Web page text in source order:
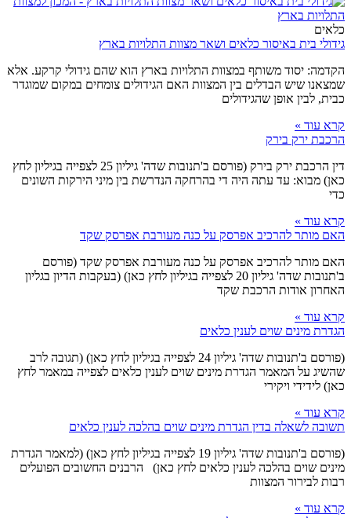
כלאים
גידולי בית באיסור כלאים ושאר מצוות התלויות בארץ
הקדמה: יסוד משותף במצוות התלויות בארץ הוא שהם גידולי קרקע. אלא
שמצאנו שיש הבדלים בין המצוות האם הגידולים צומחים במקום שמוגדר
כבית, לבין אופן שהגידולים
קרא עוד »
הרכבת ירק בירק
דין הרכבת ירק בירק (פורסם ב'תנובות שדה' גיליון 25 לצפייה בגיליון לחץ
כאן) מבוא: עד עתה היה די בהרחקה הנדרשת בין מיני הירקות השונים
כדי
קרא עוד »
האם מותר להרכיב אפרסק על כנה מעורבת אפרסק שקד
האם מותר להרכיב אפרסק על כנה מעורבת אפרסק שקד (פורסם
ב'תנובות שדה' גיליון 20 לצפייה בגיליון לחץ כאן) (בעקבות הדיון בגליון
האחרון אודות הרכבת שקד
קרא עוד »
הגדרת מינים שוים לענין כלאים
(פורסם ב'תנובות שדה' גיליון 24 לצפייה בגיליון לחץ כאן) (תגובה לרב
שהשיג על המאמר הגדרת מינים שוים לענין כלאים לצפייה במאמר לחץ
כאן) לידידי ויקירי
קרא עוד »
תשובה לשאלה בדין הגדרת מינים שוים בהלכה לענין כלאים
(פורסם ב'תנובות שדה' גיליון 19 לצפייה בגיליון לחץ כאן) (למאמר הגדרת
מינים שוים בהלכה לענין כלאים לחץ כאן) הרבנים החשובים הפועלים
רבות לבירור המצוות
קרא עוד »